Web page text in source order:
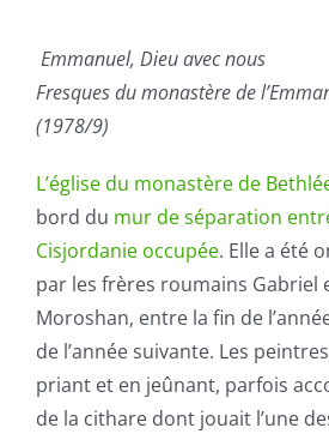
Emmanuel, Dieu avec nous
Fresques du monastère de
(1978/9)
L’église du monastère de
bord du mur de séparation
Cisjordanie occupée. Elle a été
par les frères roumains Gabriel
Moroshan, entre la fin de
de l’année suivante. Les
priant et en jeûnant, parfois
de la cithare dont jouait l’une